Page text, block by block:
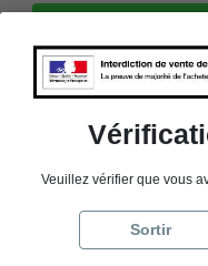
store Retrait en
Veuillez vérifier que vous
Sortir